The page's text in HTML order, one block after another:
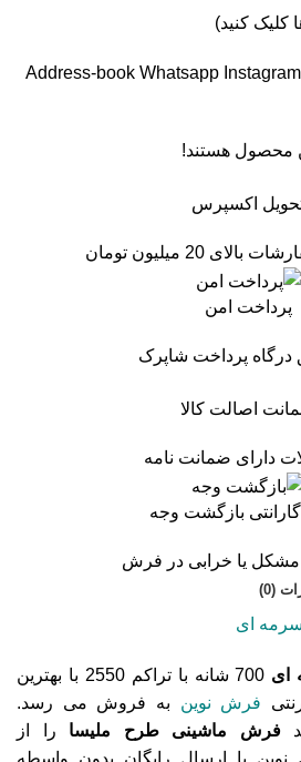
کلیک کنید)
Address-book Whatsapp Instagram
محصول هستند!
اکسپرس
20 میلیون تومان
پرداخت امن
درگاه پرداخت شاپرک
اصالت کالا
دارای ضمانت نامه
یا خرابی در فرش
(0)
ای
ای
700 شانه با تراکم 2550 با بهترین
فرش نوین به فروش می رسد.
فرش ماشینی طرح ملیسا را از